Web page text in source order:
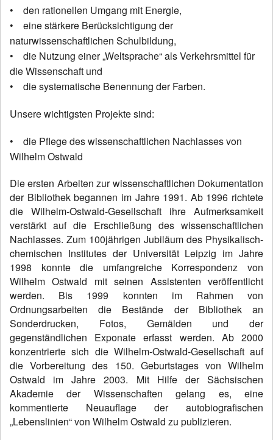
• den rationellen Umgang mit Energie,
• eine stärkere Berücksichtigung der
naturwissenschaftlichen Schulbildung,
• die Nutzung einer „Weltsprache“ als Verkehrsmittel für
die Wissenschaft und
• die systematische Benennung der Farben.
Unsere wichtigsten Projekte sind:
• die Pflege des wissenschaftlichen Nachlasses von
Wilhelm Ostwald
Die ersten Arbeiten zur wissenschaftlichen Dokumentation
der Bibliothekbegannen im Jahre 1991. Ab 1996 richtete
die Wilhelm-Ostwald-Gesellschaft ihre Aufmerksamkeit
verstärkt auf die Erschließung des wissenschaftlichen
Nachlasses. Zum 100jährigen Jubiläum des Physikalisch-
chemischen Institutes der Universität Leipzig im Jahre
1998 konnte die umfangreiche Korrespondenz von
Wilhelm Ostwald mit seinen Assistenten veröffentlicht
werden. Bis 1999 konnten im Rahmen von
Ordnungsarbeiten die Bestände der Bibliothek an
Sonderdrucken, Fotos, Gemälden und der
gegenständlichen Exponate erfasst werden. Ab 2000
konzentrierte sich die Wilhelm-Ostwald-Gesellschaft auf
dieVorbereitung des 150. Geburtstages von Wilhelm
Ostwald im Jahre 2003. Mit Hilfe der Sächsischen
Akademie der Wissenschaften gelang es, eine
kommentierte Neuauflage der autobiografischen
„Lebenslinien“von Wilhelm Ostwald zu publizieren.